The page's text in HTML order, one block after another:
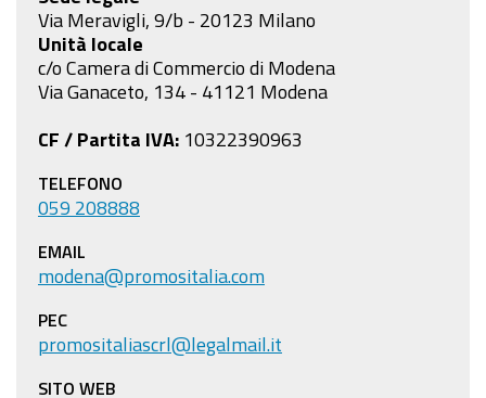
Via Meravigli, 9/b - 20123 Milano
Unità locale
c/o Camera di Commercio di Modena
Via Ganaceto, 134 - 41121 Modena
CF / Partita IVA: 10322390963
TELEFONO
059 208888
EMAIL
modena@promositalia.com
PEC
promositaliascrl@legalmail.it
SITO WEB